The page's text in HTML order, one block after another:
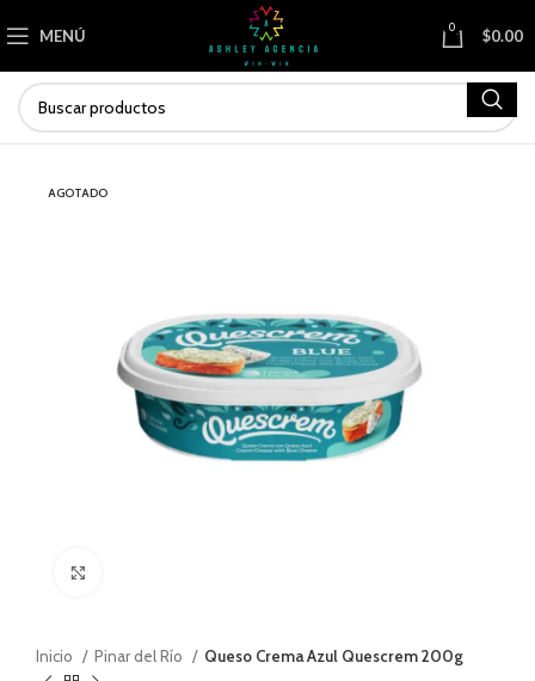
MENÚ 0 $0.00
AGOTADO
Inicio Pinar del Río Queso Crema Azul Quescrem 200g